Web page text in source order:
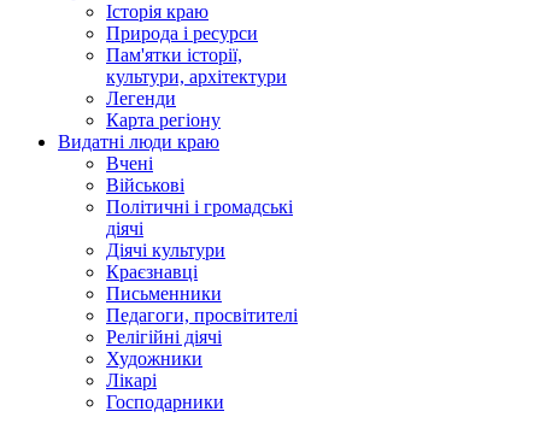
Історія краю
Природа і ресурси
Пам'ятки історії,
культури, архітектури
Легенди
Карта регіону
Видатні люди краю
Вчені
Військові
Політичні і громадські
діячі
Діячі культури
Краєзнавці
Письменники
Педагоги, просвітителі
Релігійні діячі
Художники
Лікарі
Господарники